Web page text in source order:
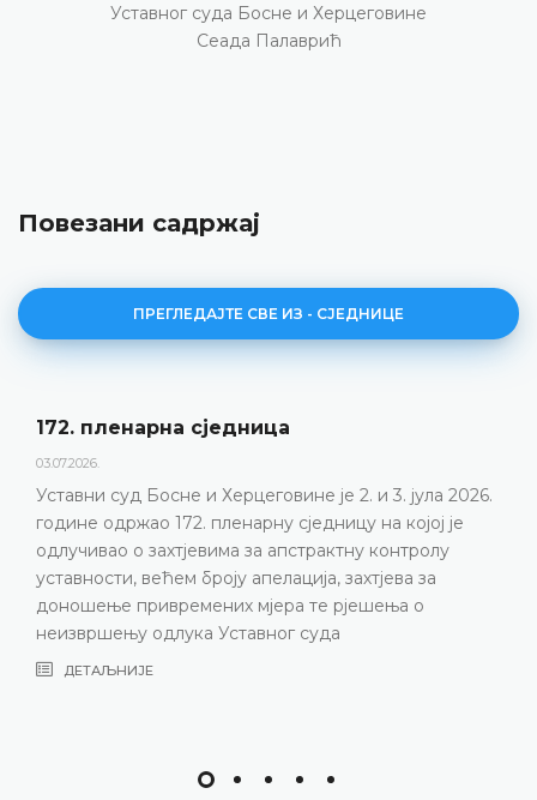
Уставног суда Босне и Херцеговине
Сеада Палаврић
Повезани садржај
ПРЕГЛЕДАЈТЕ СВЕ ИЗ - СЈЕДНИЦЕ
172. пленарна сједницa
03.07.2026.
Уставни суд Босне и Херцеговине је 2. и 3. јула 2026.
године одржао 172. пленарну сједницу на којој је
одлучивао о захтјевима за апстрактну контролу
уставности, већем броју апелација, захтјева за
доношење привремених мјера те рјешења о
неизвршењу одлука Уставног суда
ДЕТАЉНИЈЕ